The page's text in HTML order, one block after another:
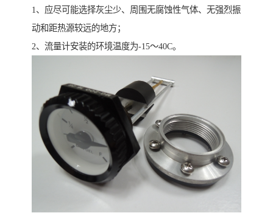
1、应尽可能选择灰尘少、周围无腐蚀性气体、无强烈振
动和距热源较远的地方；
2、流量计安装的环境温度为-15～40C。